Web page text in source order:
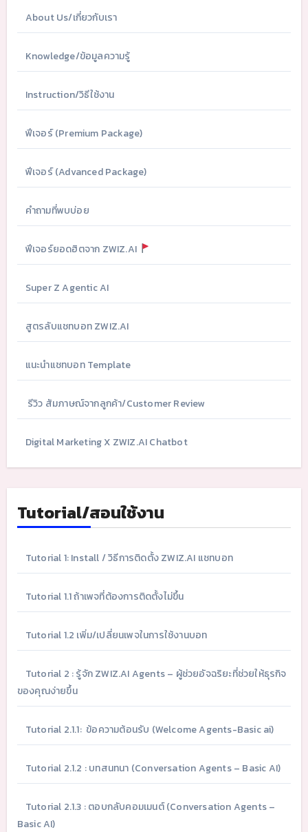
About Us/เกี่ยวกับเรา
Knowledge/ข้อมูลความรู้
Instruction/วิธีใช้งาน
ฟีเจอร์ (Premium Package)
ฟีเจอร์ (Advanced Package)
คำถามที่พบบ่อย
ฟีเจอร์ยอดฮิตจาก ZWIZ.AI
Super Z Agentic AI
สูตรลับแชทบอท ZWIZ.AI
แนะนำแชทบอท Template
รีวิว สัมภาษณ์จากลูกค้า/Customer Review
Digital Marketing X ZWIZ.AI Chatbot
Tutorial/สอนใช้งาน
Tutorial 1: Install / วิธีการติดตั้ง ZWIZ.AI แชทบอท
Tutorial 1.1 ถ้าเพจที่ต้องการติดตั้งไม่ขึ้น
Tutorial 1.2 เพิ่ม/เปลี่ยนเพจในการใช้งานบอท
Tutorial 2 : รู้จัก ZWIZ.AI Agents – ผู้ช่วยอัจฉริยะที่ช่วยให้ธุรกิจ
ของคุณง่ายขึ้น
Tutorial 2.1.1: ข้อความต้อนรับ (Welcome Agents-Basic ai)
Tutorial 2.1.2 : บทสนทนา (Conversation Agents – Basic AI)
Tutorial 2.1.3 : ตอบกลับคอมเมนต์ (Conversation Agents –
Basic AI)